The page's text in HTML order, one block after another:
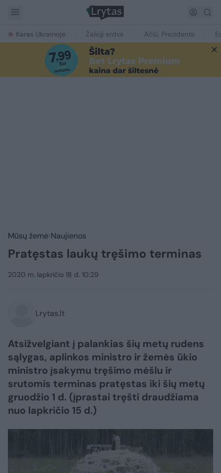
Karas Ukrainoje Žalioji erdvė Ačiū, Prezidente
Mūsų žemė Naujienos
Pratęstas laukų tręšimo terminas
2020 m. lapkričio 18 d. 10:29
Lrytas.lt
Atsižvelgiant į palankias šių metų rudens
sąlygas, aplinkos ministro ir žemės ūkio
ministro įsakymu tręšimo mėšlu ir
srutomis terminas pratęstas iki šių metų
gruodžio 1 d. (įprastai tręšti draudžiama
nuo lapkričio 15 d.)